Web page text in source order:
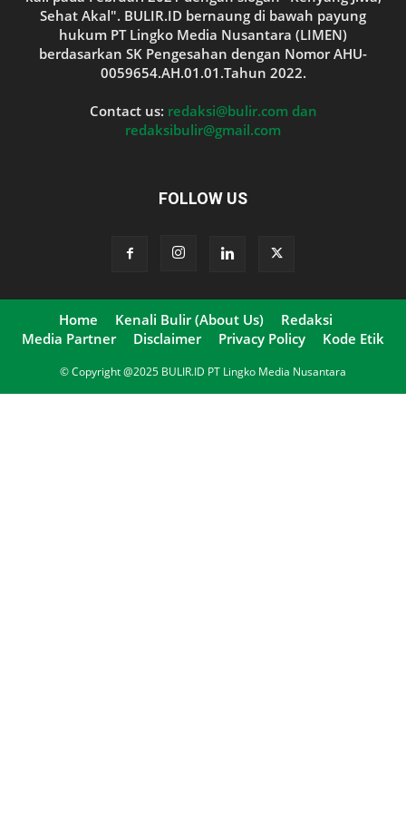
Sehat Akal". BULIR.ID bernaung di bawah payung
hukum PT Lingko Media Nusantara (LIMEN)
berdasarkan SK Pengesahan dengan Nomor AHU-
0059654.AH.01.01.Tahun 2022.
Contact us: redaksi@bulir.com dan
redaksibulir@gmail.com
FOLLOW US
Home Kenali Bulir (About Us)
Redaksi
Media Partner
Disclaimer Privacy Policy Kode Etik
© Copyright @2025 BULIR.ID PT Lingko Media Nusantara